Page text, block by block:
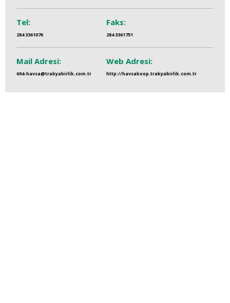
Tel: Faks:
284 3361076 284 3361751
Mail Adresi: Web Adresi:
694-havsa@trakyabirlik.com.tr http://havsakoop.trakyabirlik.com.tr